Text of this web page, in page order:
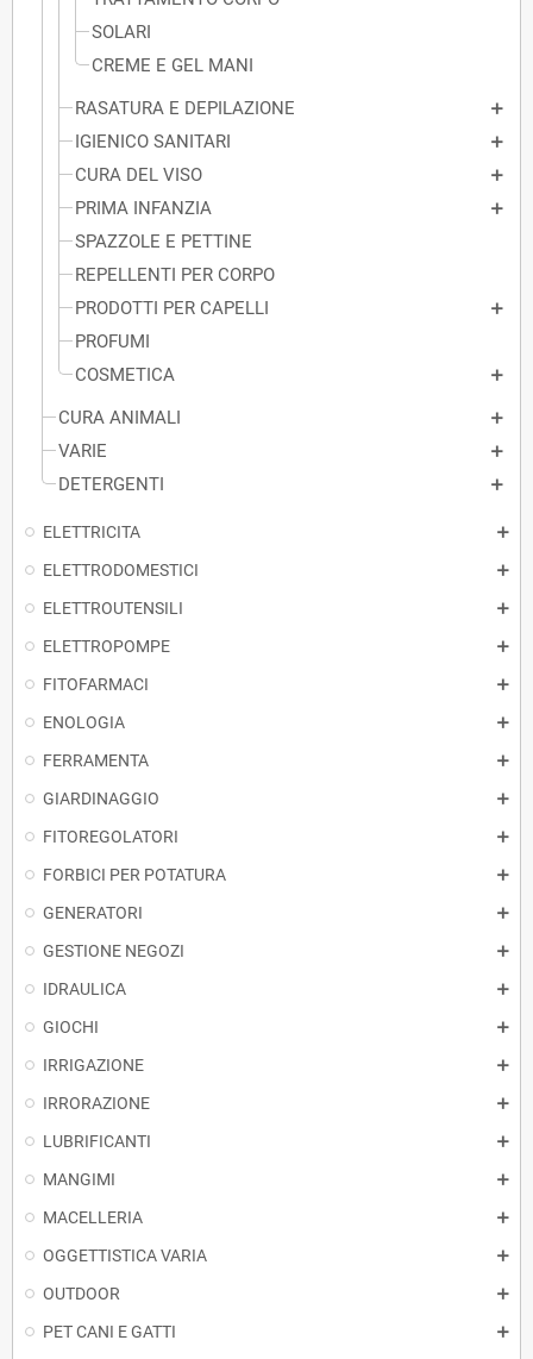
SOLARI
CREME E GEL MANI
RASATURA E DEPILAZIONE
IGIENICO SANITARI
CURA DEL VISO
PRIMA INFANZIA
SPAZZOLE E PETTINE
REPELLENTI PER CORPO
PRODOTTI PER CAPELLI
PROFUMI
COSMETICA
CURA ANIMALI
VARIE
DETERGENTI
ELETTRICITA
ELETTRODOMESTICI
ELETTROUTENSILI
ELETTROPOMPE
FITOFARMACI
ENOLOGIA
FERRAMENTA
GIARDINAGGIO
FITOREGOLATORI
FORBICI PER POTATURA
GENERATORI
GESTIONE NEGOZI
IDRAULICA
GIOCHI
IRRIGAZIONE
IRRORAZIONE
LUBRIFICANTI
MANGIMI
MACELLERIA
OGGETTISTICA VARIA
OUTDOOR
PET CANI E GATTI